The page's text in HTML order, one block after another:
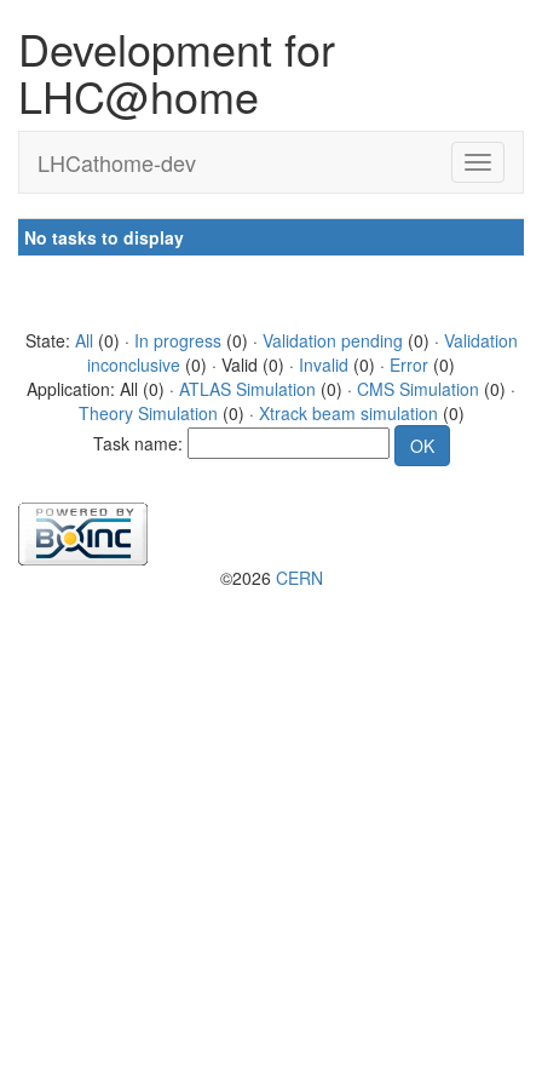
Development for
LHC@home
LHCathome-dev
No tasks to display
State: All (0) · In progress(0) · Validation pending (0) · Validation
inconclusive (0) · Valid (0) · Invalid (0) · Error (0)
Application: All (0) · ATLAS Simulation (0) · CMS Simulation (0) ·
Theory Simulation (0) · Xtrack beam simulation (0)
Task name:
©2026 CERN